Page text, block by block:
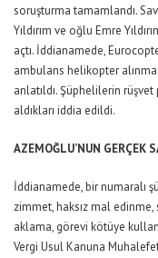
soruşturma tamamlandı.
Yıldırım ve oğlu Emre
açtı. İddianamede,
ambulans helikopter
anlatıldı. Şüphelilerin
aldıkları iddia edildi.
AZEMOĞLU’NUN GERÇEK
İddianamede, bir numaralı
zimmet, haksız mal
aklama, görevi kötüye
Vergi Usul Kanuna